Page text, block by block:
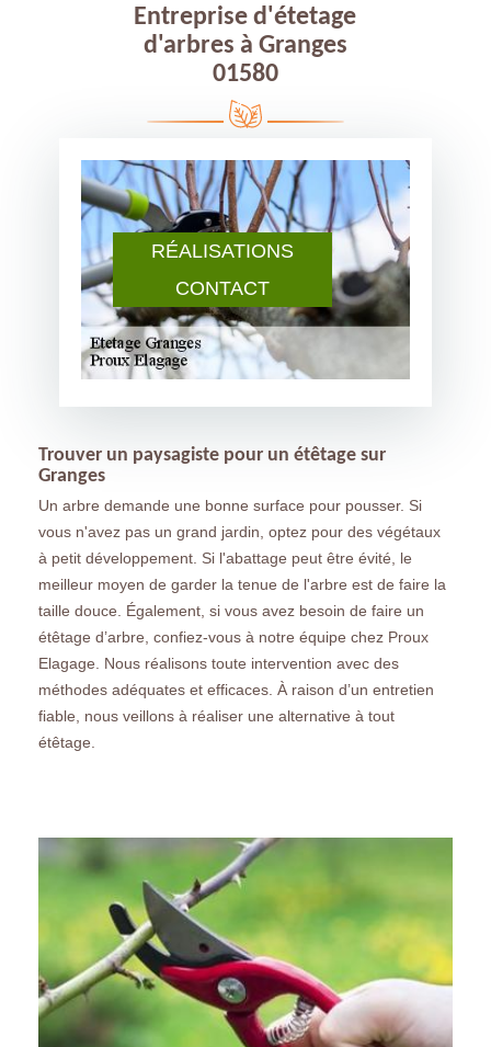
RÉALISATIONS
CONTACT
Entreprise d'étetage
d'arbres à Granges
01580
Trouver un paysagiste pour un étêtage sur
Granges
Un arbre demande une bonne surface pour pousser. Si
vous n'avez pas un grand jardin, optez pour des végétaux
à petit développement. Si l'abattage peut être évité, le
meilleur moyen de garder la tenue de l'arbre est de faire la
taille douce. Également, si vous avez besoin de faire un
étêtage d’arbre, confiez-vous à notre équipe chez Proux
Elagage. Nous réalisons toute intervention avec des
méthodes adéquates et efficaces. À raison d’un entretien
fiable, nous veillons à réaliser une alternative à tout
étêtage.